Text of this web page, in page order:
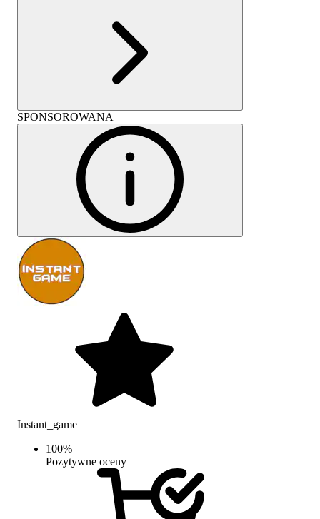
SPONSOROWANA
Instant_game
100%
Pozytywne oceny